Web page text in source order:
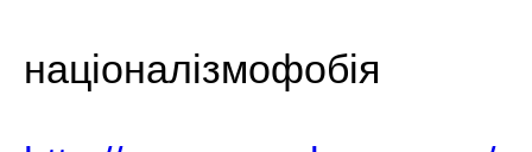
націоналізмофобія